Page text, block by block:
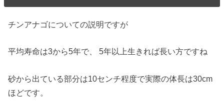
チンアナゴについての説明ですが
平均寿命は3から5年で、 5年以上生きれば長い方ですね
砂から出ている部分は10センチ程度で実際の体長は30cm
ほどです。